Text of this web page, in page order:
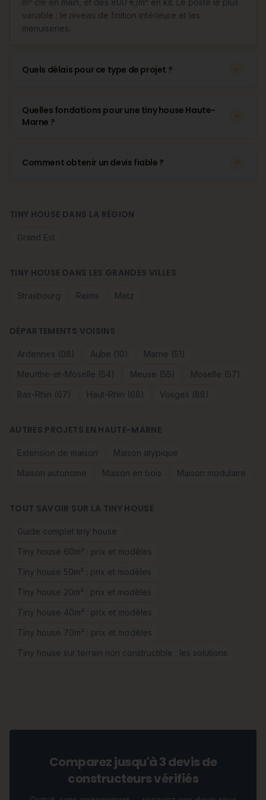
m² clé en main, et dès 800 €/m² en kit. Le poste le plus
variable : le niveau de finition intérieure et les
menuiseries.
Quels délais pour ce type de projet ?
Quelles fondations pour une tiny house Haute-
Marne ?
Comment obtenir un devis fiable ?
TINY HOUSE DANS LA RÉGION
Grand Est
TINY HOUSE DANS LES GRANDES VILLES
Strasbourg Reims Metz
DÉPARTEMENTS VOISINS
Ardennes (08) Aube (10)
Marne (51)
Meurthe-et-Moselle (54)
Meuse (55)
Moselle (57)
Bas-Rhin (67)
Haut-Rhin (68) Vosges (88)
AUTRES PROJETS EN HAUTE-MARNE
Extension de maison
Maison atypique
Maison autonome
Maison en bois Maison modulaire
TOUT SAVOIR SUR LA TINY HOUSE
Guide complet tiny house
Tiny house 60m² : prix et modèles
Tiny house 50m² : prix et modèles
Tiny house 20m² : prix et modèles
Tiny house 40m² : prix et modèles
Tiny house 70m² : prix et modèles
Tiny house sur terrain non constructible : les solutions
Comparez jusqu'à 3 devis de
constructeurs vérifiés